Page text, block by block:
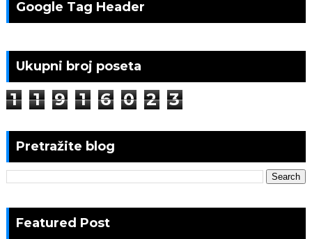
Google Tag Header
Ukupni broj poseta
1 1 9 1 6 0 2 3
Pretražite blog
Featured Post